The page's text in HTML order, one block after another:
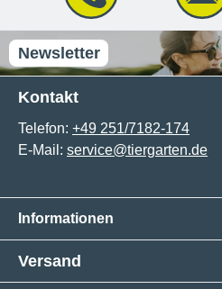
Newsletter
Kontakt
Telefon: +49 251/7182-174
E-Mail: service@tiergarten.de
Informationen
Versand